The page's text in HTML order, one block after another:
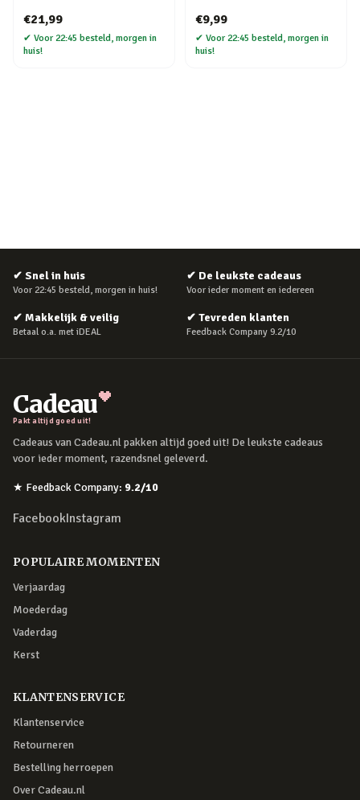
€21,99
✔ Voor 22:45 besteld, morgen in
huis!
€9,99
✔ Voor 22:45 besteld, morgen in
huis!
✔ Snel in huis
Voor 22:45 besteld, morgen in huis!
✔ De leukste cadeaus
Voor ieder moment en iedereen
✔ Makkelijk & veilig
Betaal o.a. met iDEAL
✔ Tevreden klanten
Feedback Company 9.2/10
Cadeau
Pakt altijd goed uit!
Cadeaus van Cadeau.nl pakken altijd goed uit! De leukste cadeaus
voor ieder moment, razendsnel geleverd.
★ Feedback Company: 9.2/10
FacebookInstagram
POPULAIRE MOMENTEN
Verjaardag
Moederdag
Vaderdag
Kerst
KLANTENSERVICE
Klantenservice
Retourneren
Bestelling herroepen
Over Cadeau.nl